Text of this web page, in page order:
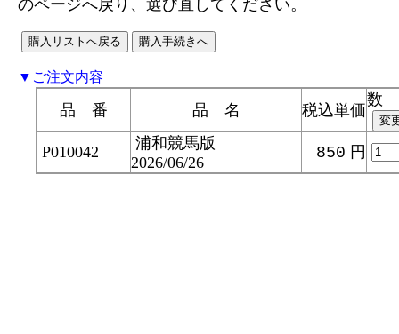
のページへ戻り、選び直してください。
▼ご注文内容
品 番 品 名 税込単価
数
P010042
浦和競馬版
2026/06/26
850 円